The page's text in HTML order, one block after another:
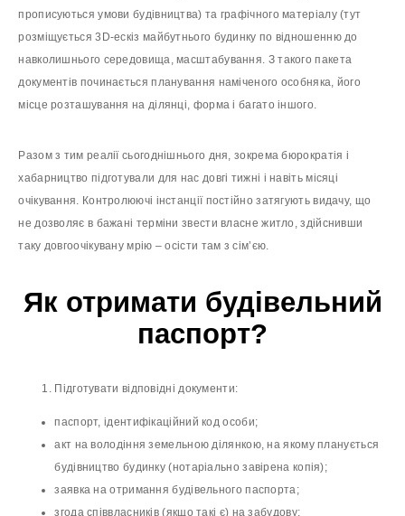
прописуються умови будівництва) та графічного матеріалу (тут
розміщується 3D-ескіз майбутнього будинку по відношенню до
навколишнього середовища, масштабування. З такого пакета
документів починається планування наміченого особняка, його
місце розташування на ділянці, форма і багато іншого.
Разом з тим реалії сьогоднішнього дня, зокрема бюрократія і
хабарництво підготували для нас довгі тижні і навіть місяці
очікування. Контролюючі інстанції постійно затягують видачу, що
не дозволяє в бажані терміни звести власне житло, здійснивши
таку довгоочікувану мрію – осісти там з сім’єю.
Як отримати будівельний
паспорт?
Підготувати відповідні документи:
паспорт, ідентифікаційний код особи;
акт на володіння земельною ділянкою, на якому планується
будівництво будинку (нотаріально завірена копія);
заявка на отримання будівельного паспорта;
згода співвласників (якщо такі є) на забудову;